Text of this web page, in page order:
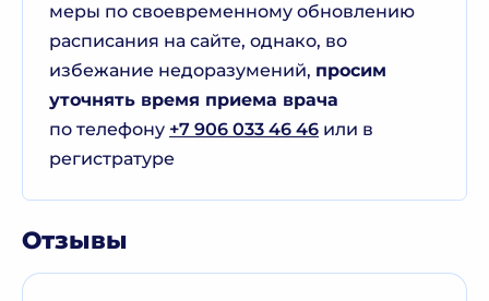
меры по своевременному обновлению
расписания на сайте, однако, во
избежание недоразумений, просим
уточнять время приема врача
по телефону +7 906 033 46 46 или в
регистратуре
Отзывы